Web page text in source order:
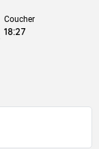
Coucher
18:27